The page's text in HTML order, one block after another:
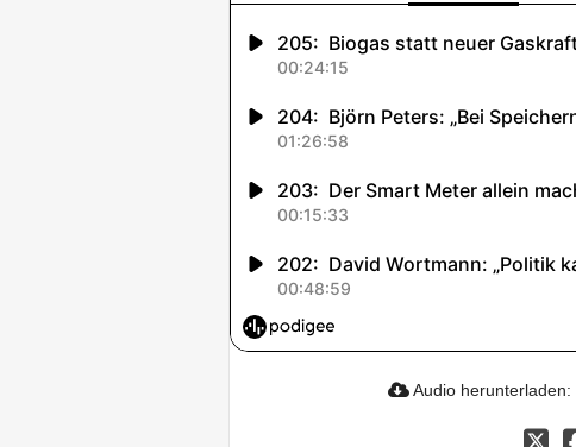
Audio herunterladen: